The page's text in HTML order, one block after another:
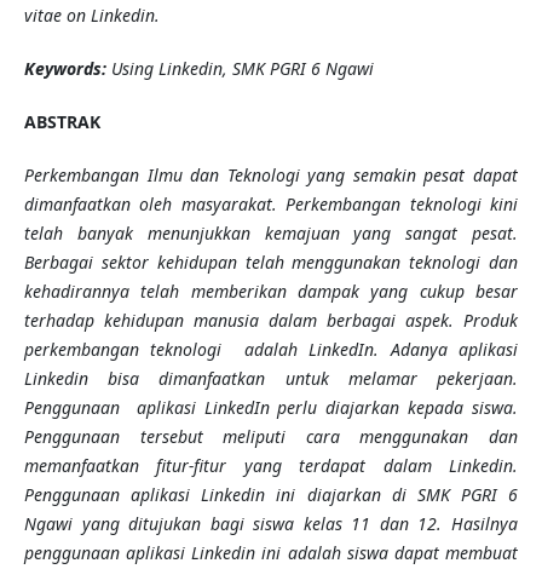
vitae on Linkedin.
Keywords:Using Linkedin, SMK PGRI 6 Ngawi
ABSTRAK
Perkembangan Ilmu dan Teknologi yang semakin pesat dapat
dimanfaatkan oleh masyarakat.Perkembangan teknologi kini
telah banyak menunjukkan kemajuan yang sangat pesat.
Berbagaisektor kehidupan telah menggunakan teknologidan
kehadirannya telah memberikan dampak yang cukup besar
terhadap kehidupan manusia dalam berbagai aspek. Produk
perkembangan teknologi adalah LinkedIn. Adanya aplikasi
Linkedin bisa dimanfaatkan untuk melamar pekerjaan.
Penggunaan
aplikasi LinkedInperlu diajarkan kepada siswa.
Penggunaan tersebut meliputi cara menggunakan dan
memanfaatkan fitur-fitur yang terdapat dalam Linkedin.
Penggunaan aplikasi Linkedin ini diajarkan di SMK PGRI 6
Ngawi yang ditujukan bagi siswa kelas 11 dan 12. Hasilnya
penggunaan aplikasi Linkedin ini adalah siswa dapat membuat